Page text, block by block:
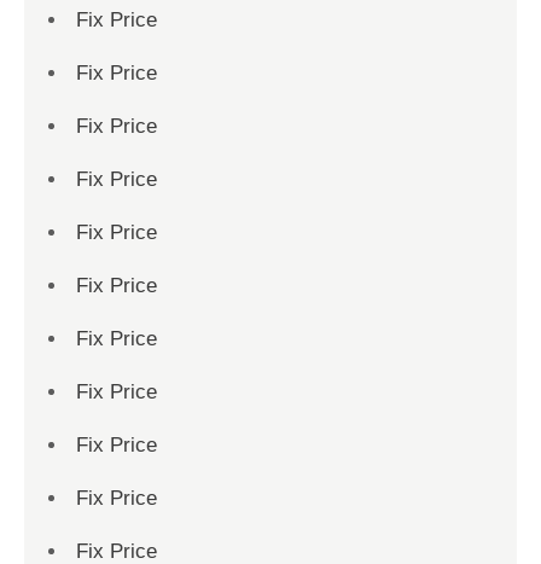
Fix Price
Fix Price
Fix Price
Fix Price
Fix Price
Fix Price
Fix Price
Fix Price
Fix Price
Fix Price
Fix Price